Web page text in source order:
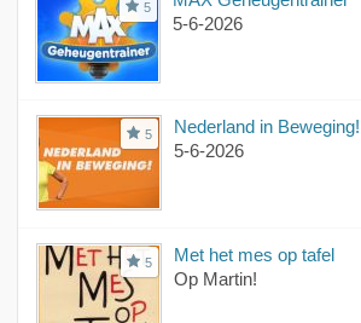
5
5-6-2026
5
Nederland in Beweging!
5-6-2026
5
Met het mes op tafel
Op Martin!